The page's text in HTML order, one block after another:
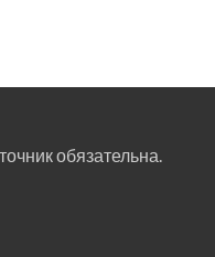
обязательна.